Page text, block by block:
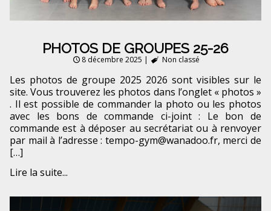
PHOTOS DE GROUPES 25-26
8 décembre 2025 | Non classé
Les photos de groupe 2025 2026 sont visibles sur le
site. Vous trouverez les photos dans l’onglet « photos »
. Il est possible de commander la photo ou les photos
avec les bons de commande ci-joint : Le bon de
commande est à déposer au secrétariat ou à renvoyer
par mail à l’adresse : tempo-gym@wanadoo.fr, merci de
[…]
Lire la suite...